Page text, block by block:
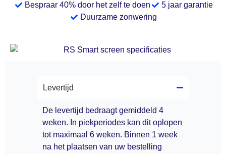
Bespraar 40% door het zelf te doen
5 jaar garantie
Duurzame zonwering
Levertijd
De levertijd bedraagt gemiddeld 4
weken. In piekperiodes kan dit oplopen
tot maximaal 6 weken. Binnen 1 week
na het plaatsen van uw bestelling